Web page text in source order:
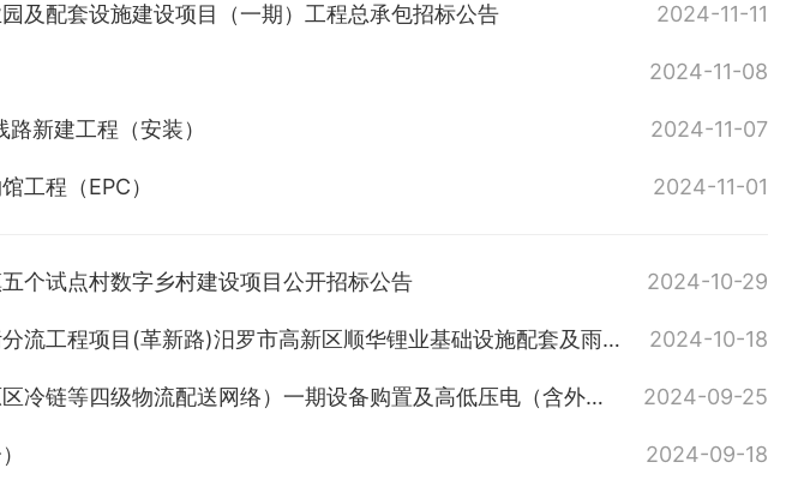
及配套设施建设项目（一期）工程总承包招标公告 2024-11-11
2024-11-08
新建工程（安装） 2024-11-07
工程（EPC） 2024-11-01
个试点村数字乡村建设项目公开招标公告 2024-10-29
汨罗高新区顺华锂业基础设施配套及雨污分流工程项目(革新路)汨罗市高新区顺华锂业基础设施配套及雨污分流工程项目（革新路） 2024-10-18
岳阳市城乡物流基础设施建设项目（屈原区冷链等四级物流配送网络）一期设备购置及高低压电（含外电接入）工程 2024-09-25
2024-09-18